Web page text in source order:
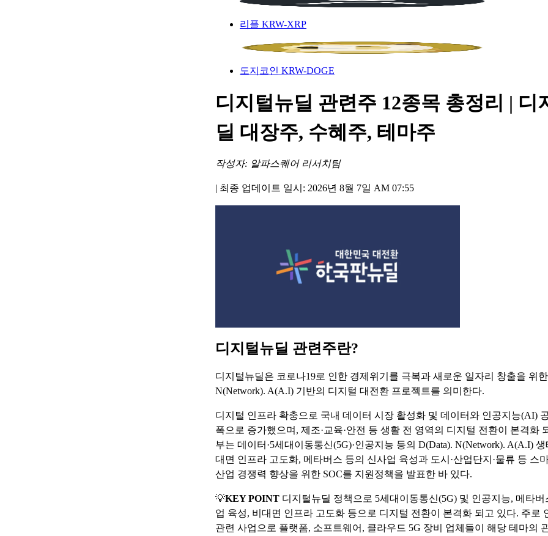
리플 KRW-XRP
도지코인 KRW-DOGE
디지털뉴딜 관련주 12종목 총정리 | 디
딜 대장주, 수혜주, 테마주
작성자: 알파스퀘어 리서치팀
| 최종 업데이트 일시: 2026년 8월 7일 AM 07:55
디지털뉴딜 관련주란?
디지털뉴딜은 코로나19로 인한 경제위기를 극복과 새로운 일자리 창출을 위
N(Network). A(A.I) 기반의 디지털 대전환 프로젝트를 의미한다.
디지털 인프라 확충으로 국내 데이터 시장 활성화 및 데이터와 인공지능(AI)
폭으로 증가했으며, 제조·교육·안전 등 생활 전 영역의 디지털 전환이 본격화
부는 데이터·5세대이동통신(5G)·인공지능 등의 D(Data). N(Network). A(A.I)
대면 인프라 고도화, 메타버스 등의 신사업 육성과 도시·산업단지·물류 등 스
산업 경쟁력 향상을 위한 SOC를 지원정책을 발표한 바 있다.
💡KEY POINT 디지털뉴딜 정책으로 5세대이동통신(5G) 및 인공지능, 메타버
업 육성, 비대면 인프라 고도화 등으로 디지털 전환이 본격화 되고 있다. 주로
관련 사업으로 플랫폼, 소프트웨어, 클라우드 5G 장비 업체들이 해당 테마의